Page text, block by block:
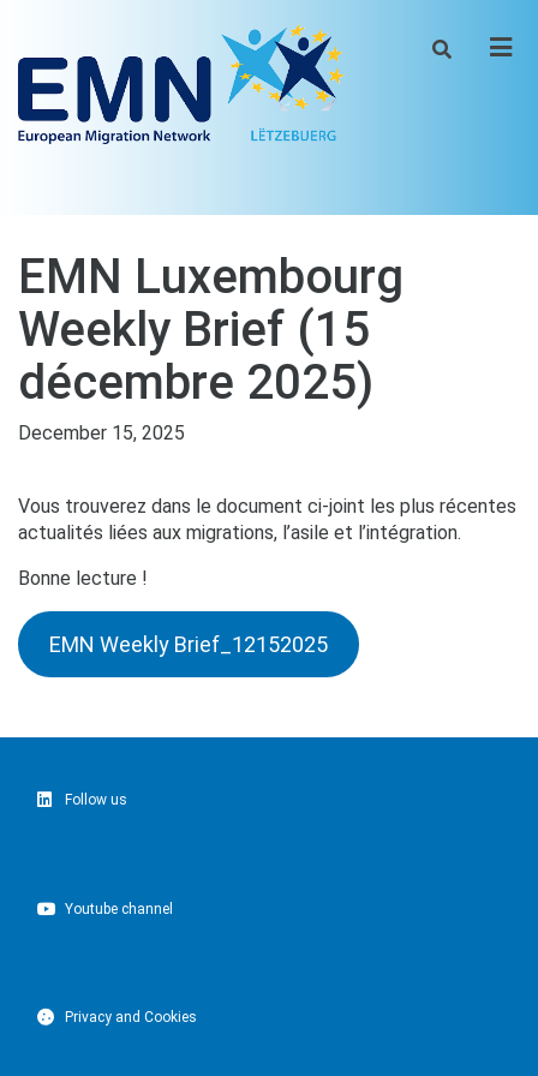
EMN Luxembourg
Weekly Brief (15
décembre 2025)
December 15, 2025
Vous trouverez dans le document ci-joint les plus récentes
actualités liées aux migrations, l’asile et l’intégration.
Bonne lecture !
EMN Weekly Brief_12152025
Follow us
Youtube channel
Privacy and Cookies